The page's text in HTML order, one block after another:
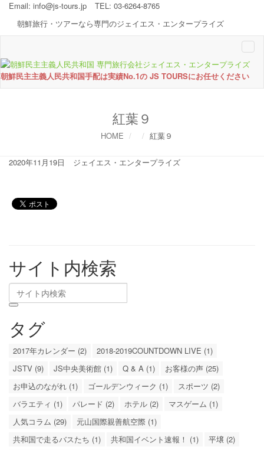
Email: info@js-tours.jp
TEL: 03-6264-8765
朝鮮旅行・ツアーなら専門のジェイエス・エンタープライズ
朝鮮民主主義人民共和国手配は実績No.1の JS TOURSにお任せください
紅葉９
HOME 紅葉９
2020年11月19日 ジェイエス・エンタープライズ
サイト内検索
タグ
2017年カレンダー (2)
2018-2019COUNTDOWN LIVE (1)
JSTV (9)
JS中央美術館 (1) Q & A (1)
お客様の声 (25)
お申込のながれ (1)
ゴールデンウィーク (1)
スポーツ (2)
バラエティ (1)
パレード (2) ホテル (2)
マスゲーム (1)
人気コラム (29)
元山国際親善航空際 (1)
共和国で走るバスたち (1)
共和国イベント速報！ (1)
平壌 (2)